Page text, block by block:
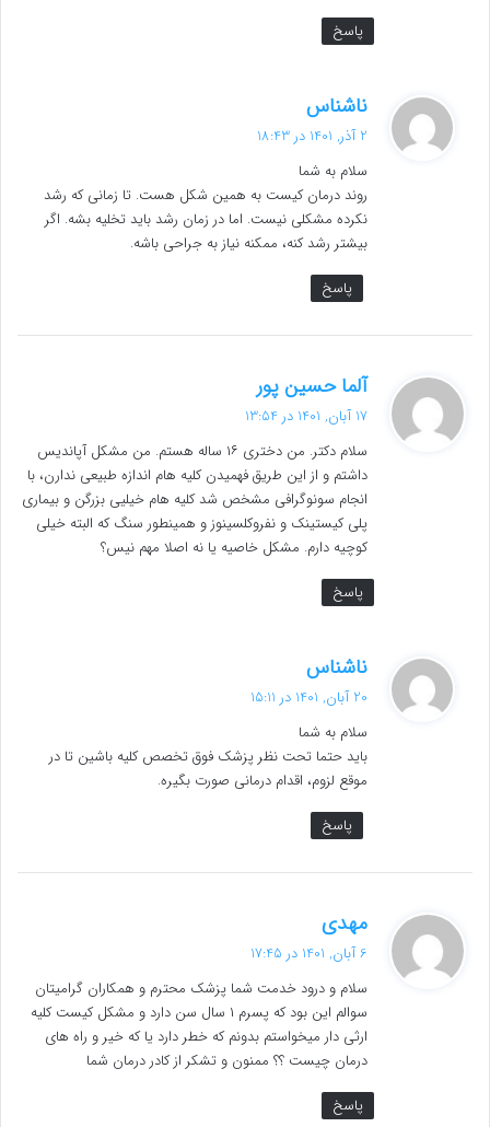
پاسخ
ناشناس
ت
:
2 آذر, 1401 در 18:43
سلام به شما
روند درمان کیست به همین شکل هست. تا زمانی که رشد
نکرده مشکلی نیست. اما در زمان رشد باید تخلیه بشه. اگر
بیشتر رشد کنه، ممکنه نیاز به جراحی باشه.
پاسخ
آلما حسین پور
ف
:
17 آبان, 1401 در 13:54
سلام دکتر. من دختری ۱۶ ساله هستم. من مشکل آپاندیس
داشتم و از این طریق فهمیدن کلیه هام اندازه طبیعی ندارن، با
انجام سونوگرافی مشخص شد کلیه هام خیلیی بزرگن و بیماری
پلی کیستینک و نفروکلسینوز و همینطور سنگ که البته خیلی
کوچیه دارم. مشکل خاصیه یا نه اصلا مهم نیس؟
پاسخ
ناشناس
ف
:
20 آبان, 1401 در 15:11
سلام به شما
باید حتما تحت نظر پزشک فوق تخصص کلیه باشین تا در
موقع لزوم، اقدام درمانی صورت بگیره.
پاسخ
مهدی
:
6 آبان, 1401 در 17:45
سلام و درود خدمت شما پزشک محترم و همکاران گرامیتان
سوالم این بود که پسرم ۱ سال سن دارد و مشکل کیست کليه
ارثی دار میخواستم بدونم که خطر دارد یا که خیر و راه های
درمان چیست ؟؟ ممنون و تشکر از کادر درمان شما
پاسخ